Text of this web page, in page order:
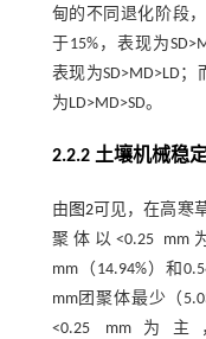
甸的不同退化阶段
于15%，表现为
表现为SD>MD>LD
为LD>MD>SD。
2.2.2 土壤机械稳
由 图2可见，在高寒
聚体以<0.25 mm
mm（14.94%）和
mm团聚体最少（
<0.25 mm为主